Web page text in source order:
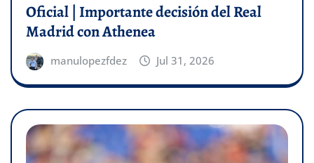
Oficial | Importante decisión del Real
Madrid con Athenea
manulopezfdez Jul 31, 2026